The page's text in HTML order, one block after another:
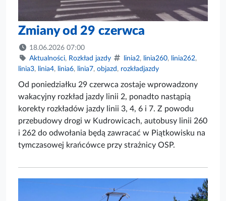
Zmiany od 29 czerwca
18.06.2026 07:00
Aktualności, Rozkład jazdy linia2, linia260, linia262,
linia3, linia4, linia6, linia7, objazd , rozkładjazdy
Od poniedziałku 29 czerwca zostaje wprowadzony
wakacyjny rozkład jazdy linii 2, ponadto nastąpią
korekty rozkładów jazdy linii 3, 4, 6 i 7. Z powodu
przebudowy drogi w Kudrowicach, autobusy linii 260
i 262 do odwołania będą zawracać w Piątkowisku na
tymczasowej krańcówce przy strażnicy OSP.